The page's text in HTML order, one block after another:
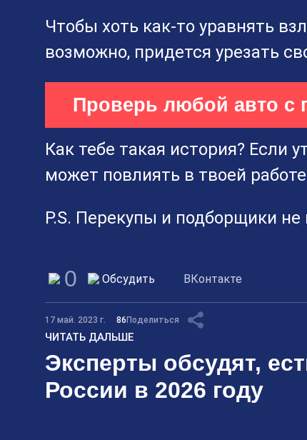
Чтобы хоть как-то уравнять
возможно, придется урезать
Проверь любой авто с
Как тебе такая история? Если
может повлиять в твоей
P.S. Перекупы и подборщики не
0 Обсудить ВКонтакте
17 май. 2023 г. 86 Поделиться
ЧИТАТЬ ДАЛЬШЕ
Эксперты обсудят,
России в 2026 году